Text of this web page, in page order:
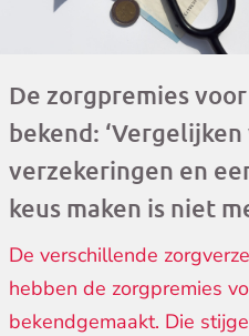
De zorgpremies
bekend: ‘Vergelijken
verzekeringen en
keus maken is niet
De verschillende
hebben de zorgpremies
bekendgemaakt. Die